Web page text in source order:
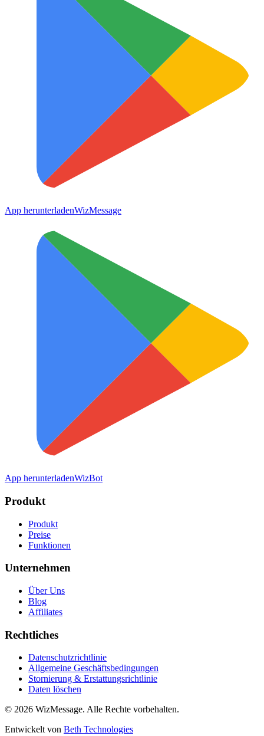
App herunterladenWizMessage
App herunterladenWizBot
Produkt
Produkt
Preise
Funktionen
Unternehmen
Über Uns
Blog
Affiliates
Rechtliches
Datenschutzrichtlinie
Allgemeine Geschäftsbedingungen
Stornierung & Erstattungsrichtlinie
Daten löschen
© 2026 WizMessage. Alle Rechte vorbehalten.
Entwickelt von Beth Technologies